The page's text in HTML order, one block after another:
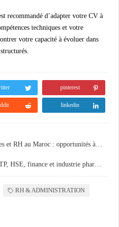
recommandé d’adapter votre CV à
techniques et votre
votre capacité à évoluer dans
pinterest
linkedin
RH & ADMINISTRATION